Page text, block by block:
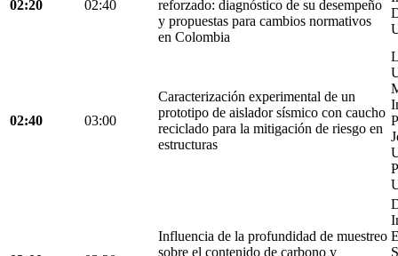
02:20 02:40
reforzado: diagnóstico de su desempeño
y propuestas para cambios normativos
en Colombia
02:40 03:00
Caracterización experimental de un
prototipo de aislador sísmico con caucho
reciclado para la mitigación de riesgo en
estructuras
Influencia de la profundidad de muestreo
sobre el contenido de carbono y